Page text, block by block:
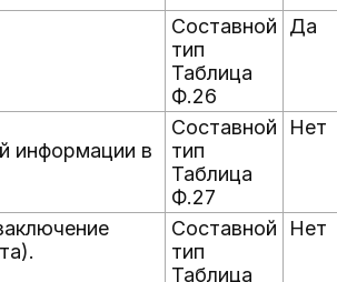
Составной
тип
Таблица
Ф.26
Да
информации в
Составной
тип
Таблица
Ф.27
Нет
Составной
тип
Таблица
Нет